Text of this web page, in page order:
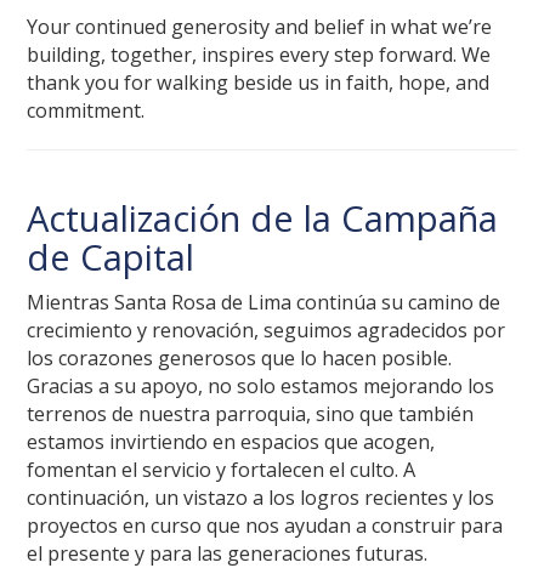
Your continued generosity and belief in what we’re
building, together, inspires every step forward. We
thank you for walking beside us in faith, hope, and
commitment.
Actualización de la Campaña
de Capital
Mientras Santa Rosa de Lima continúa su camino de
crecimiento y renovación, seguimos agradecidos por
los corazones generosos que lo hacen posible.
Gracias a su apoyo, no solo estamos mejorando los
terrenos de nuestra parroquia, sino que también
estamos invirtiendo en espacios que acogen,
fomentan el servicio y fortalecen el culto. A
continuación, un vistazo a los logros recientes y los
proyectos en curso que nos ayudan a construir para
el presente y para las generaciones futuras.